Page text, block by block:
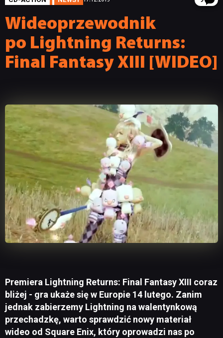
Wideoprzewodnik
po Lightning Returns:
Final Fantasy XIII [WIDEO]
Premiera Lightning Returns: Final Fantasy XIII coraz
bliżej - gra ukaże się w Europie 14 lutego. Zanim
jednak zabierzemy Lightning na walentynkową
przechadzkę, warto sprawdzić nowy materiał
wideo od Square Enix, który oprowadzi nas po